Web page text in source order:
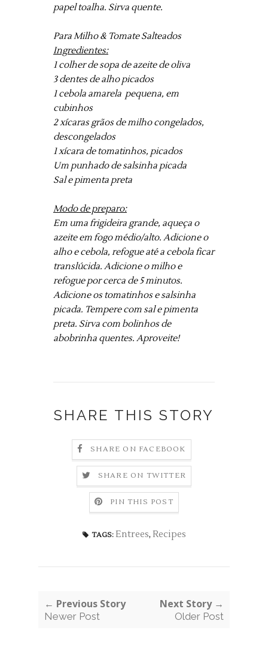
papel toalha. Sirva quente.
Para Milho & Tomate Salteados
Ingredientes:
1 colher de sopa de azeite de oliva
3 dentes de alho picados
1 cebola amarela pequena, em
cubinhos
2 xícaras grãos de milho congelados,
descongelados
1 xícara de tomatinhos, picados
Um punhado de salsinha picada
Sal e pimenta preta
Modo de preparo:
Em uma frigideira grande, aqueça o
azeite em fogo médio/alto. Adicione o
alho e cebola, refogue até a cebola ficar
translúcida. Adicione o milho e
refogue por cerca de 5 minutos.
Adicione os tomatinhos e salsinha
picada. Tempere com sal e pimenta
preta. Sirva com bolinhos de
abobrinha quentes. Aproveite!
SHARE THIS STORY
SHARE ON FACEBOOK
SHARE ON TWITTER
PIN THIS POST
TAGS: Entrees, Recipes
← Previous Story
Newer Post
Next Story →
Older Post